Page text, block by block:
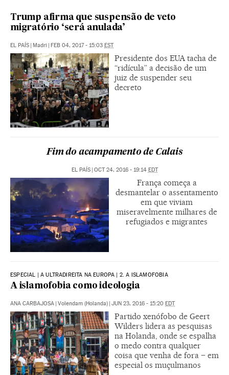
Trump afirma que suspensão de veto
migratório ‘será anulada’
EL PAÍS | Madri | FEB 04, 2017 - 15:03 EST
Presidente dos EUA tacha de
“ridícula” a decisão de um
juiz de suspender seu
decreto
Fim do acampamento de Calais
EL PAÍS | OCT 24, 2016 - 19:14 EDT
França começa a
desmantelar o assentamento
em que viviam
miseravelmente milhares de
refugiados e migrantes
ESPECIAL | A ULTRADIREITA NA EUROPA | 2. A ISLAMOFOBIA
A islamofobia como ideologia
ANA CARBAJOSA | Volendam (Holanda) | JUN 23, 2016 - 15:20 EDT
Partido xenófobo de Geert
Wilders lidera as pesquisas
na Holanda, onde se espalha
o medo contra qualquer
coisa que venha de fora – em
especial os muçulmanos